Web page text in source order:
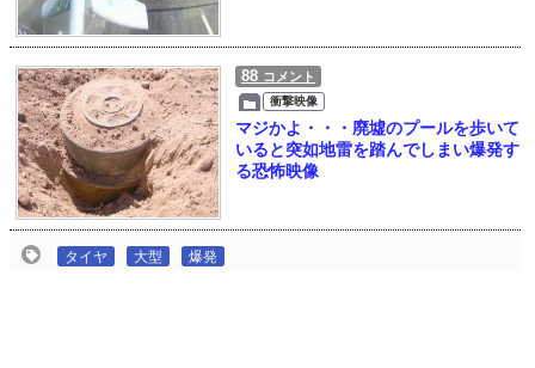
88 コメント
衝撃映像
マジかよ・・・廃墟のプールを歩いて
いると突如地雷を踏んでしまい爆発す
る恐怖映像
タイヤ 大型 爆発